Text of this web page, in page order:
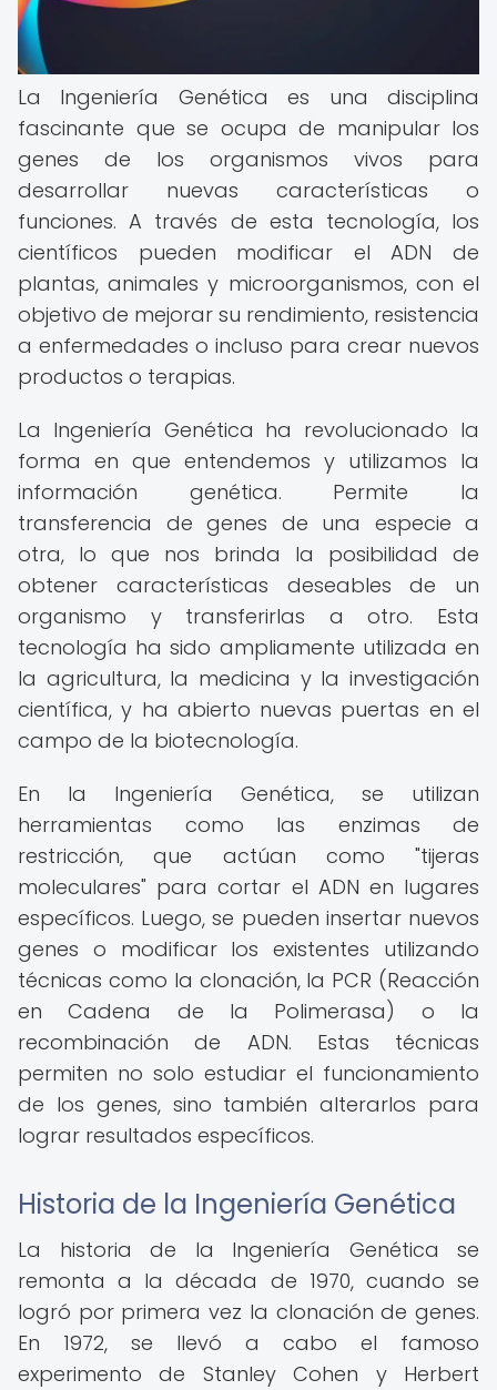
La Ingeniería Genética es una disciplina
fascinante que se ocupa de manipular los
genes de los organismos vivos para
desarrollar nuevas características o
funciones. A través de esta tecnología, los
científicos pueden modificar el ADN de
plantas, animales y microorganismos, con el
objetivo de mejorar su rendimiento, resistencia
a enfermedades o incluso para crear nuevos
productos o terapias.
La Ingeniería Genética ha revolucionado la
forma en que entendemos y utilizamos la
información genética. Permite la
transferencia de genes de una especie a
otra, lo que nos brinda la posibilidad de
obtener características deseables de un
organismo y transferirlas a otro. Esta
tecnología ha sido ampliamente utilizada en
la agricultura, la medicina y la investigación
científica, y ha abierto nuevas puertas en el
campo de la biotecnología.
En la Ingeniería Genética, se utilizan
herramientas como las enzimas de
restricción, que actúan como "tijeras
moleculares" para cortar el ADN en lugares
específicos. Luego, se pueden insertar nuevos
genes o modificar los existentes utilizando
técnicas como la clonación, la PCR (Reacción
en Cadena de la Polimerasa) o la
recombinación de ADN. Estas técnicas
permiten no solo estudiar el funcionamiento
de los genes, sino también alterarlos para
lograr resultados específicos.
Historia de la Ingeniería Genética
La historia de la Ingeniería Genética se
remonta a la década de 1970, cuando se
logró por primera vez la clonación de genes.
En 1972, se llevó a cabo el famoso
experimento de Stanley Cohen y Herbert